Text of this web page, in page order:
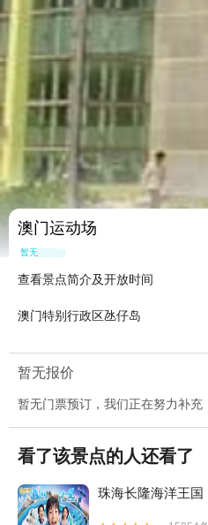
澳门运动场
暂无点评
查看景点简介及开放时间
澳门特别行政区氹仔岛
暂无报价
暂无门票预订，我们正在努力补充
看了该景点的人还看了
珠海长隆海洋王国